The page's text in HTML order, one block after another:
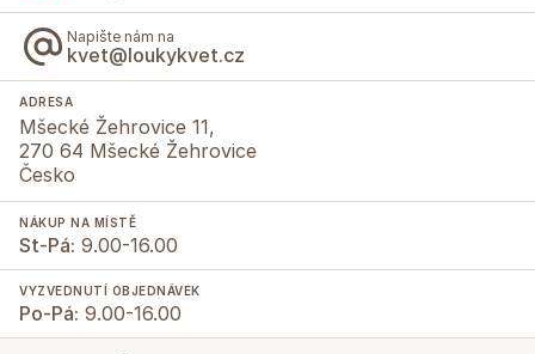
Napište nám na
kvet@loukykvet.cz
ADRESA
Mšecké Žehrovice 11,
270 64 Mšecké Žehrovice
Česko
NÁKUP NA MÍSTĚ
St-Pá: 9.00-16.00
VYZVEDNUTÍ OBJEDNÁVEK
Po-Pá: 9.00-16.00